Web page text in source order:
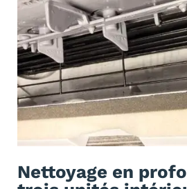
Nettoyage en